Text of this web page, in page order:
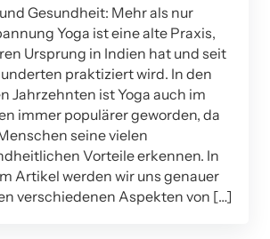
Gesundheit: Mehr als nur
Yoga ist eine alte Praxis,
Ursprung in Indien hat und seit
praktiziert wird. In den
Jahrzehnten ist Yoga auch im
immer populärer geworden, da
seine vielen
Vorteile erkennen. In
Artikel werden wir uns genauer
verschiedenen Aspekten von […]